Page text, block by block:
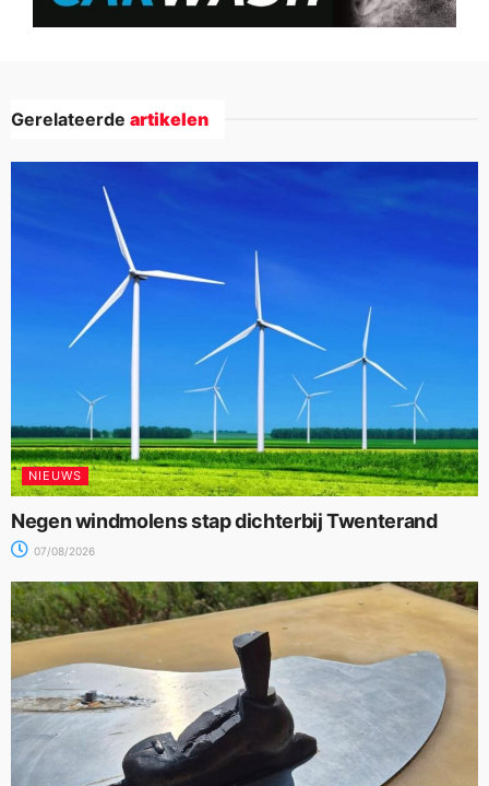
Gerelateerde artikelen
NIEUWS
Negen windmolens stap dichterbij Twenterand
07/08/2026